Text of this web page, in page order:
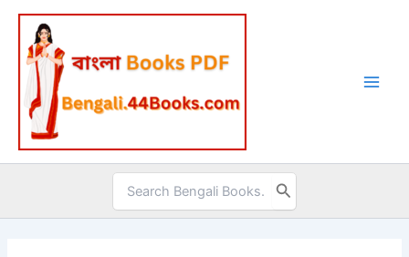
Skip
content
Search
for: